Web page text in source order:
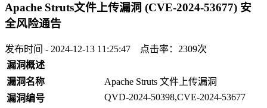
Apache Struts文件上传漏洞 (CVE-2024-53677) 安
全风险通告
发布时间 - 2024-12-13 11:25:47 点击率：2309次
漏洞概述
漏洞名称
Apache Struts 文件上传漏洞
漏洞编号
QVD-2024-50398,CVE-2024-53677